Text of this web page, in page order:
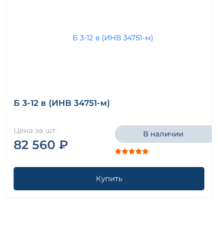
Б 3-12 в (ИНВ 34751-м)
Цена за шт.
82 560 ₽
В наличии
Купить